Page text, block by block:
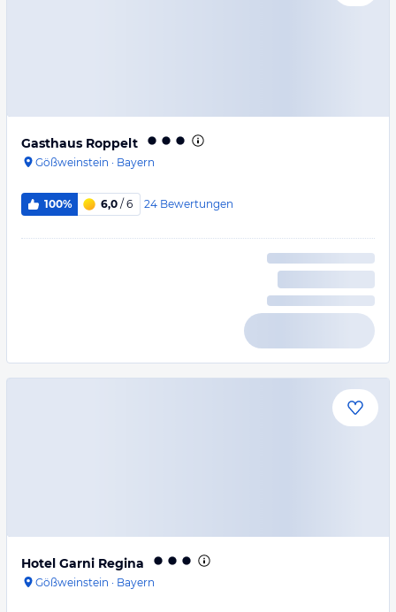
Gasthaus Roppelt
Gößweinstein · Bayern
100% 6,0 / 6 24 Bewertungen
Hotel Garni Regina
Gößweinstein · Bayern